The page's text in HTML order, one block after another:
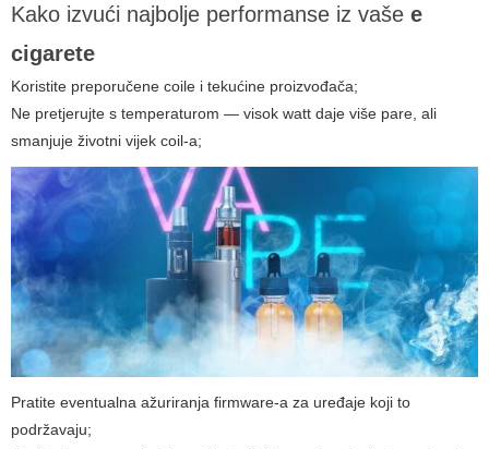
Kako izvući najbolje performanse iz vaše e
cigarete
Koristite preporučene coile i tekućine proizvođača;
Ne pretjerujte s temperaturom — visok watt daje više pare, ali
smanjuje životni vijek coil-a;
Pratite eventualna ažuriranja firmware-a za uređaje koji to
podržavaju;